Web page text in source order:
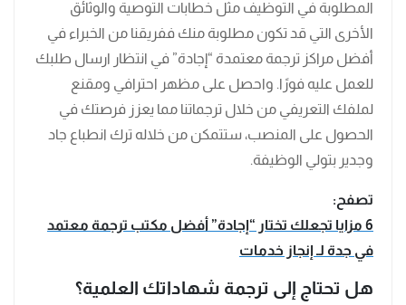
المطلوبة في التوظيف مثل خطابات التوصية والوثائق
الأخرى التي قد تكون مطلوبة منك ففريقنا من الخبراء في
أفضل مراكز ترجمة معتمدة “إجادة” في انتظار ارسال طلبك
للعمل عليه فورًا. واحصل على مظهر احترافي ومقنع
لملفك التعريفي من خلال ترجماتنا مما يعزز فرصتك في
الحصول على المنصب، ستتمكن من خلاله ترك انطباع جاد
وجدير بتولي الوظيفة.
تصفح:
6 مزايا تجعلك تختار “إجادة” أفضل مكتب ترجمة معتمد
في جدة لـ إنجاز خدمات
هل تحتاج إلى ترجمة شهاداتك العلمية؟